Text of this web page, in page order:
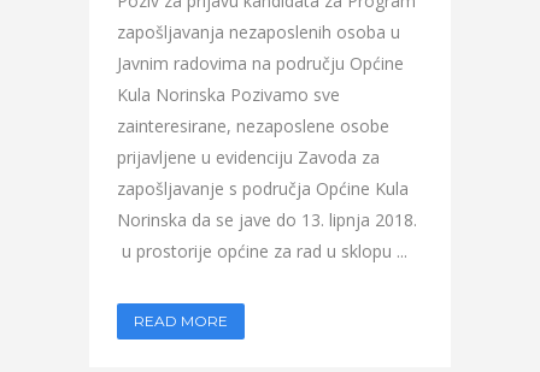
zapošljavanja nezaposlenih osoba u
Javnim radovima na području Općine
Kula Norinska Pozivamo sve
zainteresirane, nezaposlene osobe
prijavljene u evidenciju Zavoda za
zapošljavanje s područja Općine Kula
Norinska da se jave do 13. lipnja 2018.
u prostorije općine za rad u sklopu ...
READ MORE